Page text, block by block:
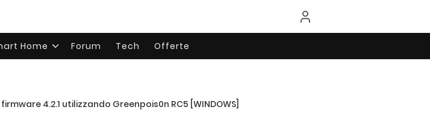
Home Forum Tech Offerte
4.2.1 utilizzando Greenpois0n RC5 [WINDOWS]